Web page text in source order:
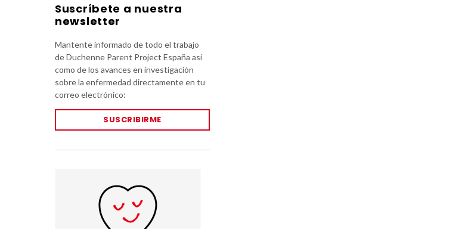
Suscríbete a nuestra
newsletter
Mantente informado de todo el trabajo
de Duchenne Parent Project España así
como de los avances en investigación
sobre la enfermedad directamente en tu
correo electrónico:
SUSCRIBIRME